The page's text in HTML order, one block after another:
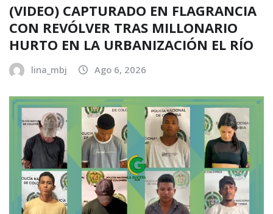
(VIDEO) CAPTURADO EN FLAGRANCIA
CON REVÓLVER TRAS MILLONARIO
HURTO EN LA URBANIZACIÓN EL RÍO
lina_mbj Ago 6, 2026